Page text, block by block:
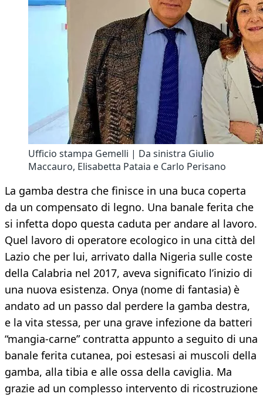
Ufficio stampa Gemelli | Da sinistra Giulio
Maccauro, Elisabetta Pataia e Carlo Perisano
La gamba destra che finisce in una buca coperta
da un compensato di legno. Una banale ferita che
si infetta dopo questa caduta per andare al lavoro.
Quel lavoro di operatore ecologico in una città del
Lazio che per lui, arrivato dalla Nigeria sulle coste
della Calabria nel 2017, aveva significato l’inizio di
una nuova esistenza. Onya (nome di fantasia) è
andato ad un passo dal perdere la gamba destra,
e la vita stessa, per una grave infezione da batteri
“mangia-carne” contratta appunto a seguito di una
banale ferita cutanea, poi estesasi ai muscoli della
gamba, alla tibia e alle ossa della caviglia. Ma
grazie ad un complesso intervento di ricostruzione